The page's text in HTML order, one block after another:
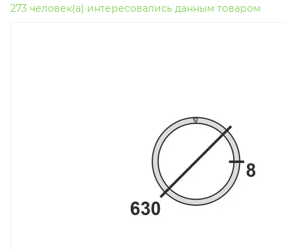
273 человек(а) интересовались данным товаром